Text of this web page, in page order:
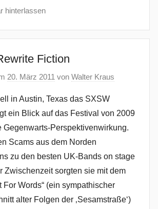
hinterlassen
Fiction
20. März 2011 von Walter Kraus
in Austin, Texas das SXSW
ein Blick auf das Festival von 2009
Gegenwarts-Perspektivenwirkung.
Scams aus dem Norden
zu den besten UK-Bands on stage
Zwischenzeit sorgten sie mit dem
For Words“ (ein sympathischer
alter Folgen der ‚Sesamstraße‘)